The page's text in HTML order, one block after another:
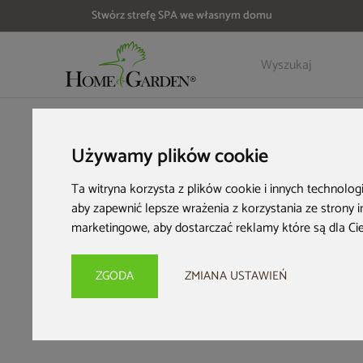
Używamy plików cookie
Ta witryna korzysta z plików cookie i innych
aby zapewnić lepsze wrażenia z korzystania ze strony
marketingowe,aby dostarczać reklamy które są dla
ZGODA ZMIANA USTAWIEŃ
Stwórz strefę SPA we własnym domu
jakie